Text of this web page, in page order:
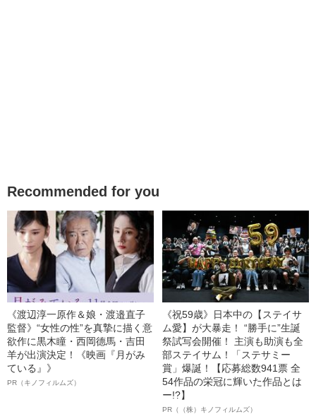
Recommended for you
《渡辺淳一原作＆娘・渡邉直子
監督》“女性の性”を真摯に描く意
欲作に黒木瞳・西岡德馬・吉田
羊が出演決定！《映画『月がみ
ている』》
PR（キノフィルムズ）
《祝59歳》日本中の【ステイサ
ム愛】が大暴走！ “勝手に”生誕
祭試写会開催！ 主演も助演も全
部ステイサム！「ステサミー
賞」爆誕！【応募総数941票 全
54作品の栄冠に輝いた作品とは
ー!?】
PR（（株）キノフィルムズ）